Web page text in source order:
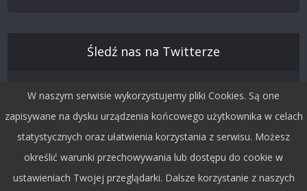
Śledź nas na Twitterze
W naszym serwisie wykorzystujemy pliki Cookies. Są one
zapisywane na dysku urządzenia końcowego użytkownika w celach
statystycznych oraz ułatwienia korzystania z serwisu. Możesz
określić warunki przechowywania lub dostępu do cookie w
ustawieniach Twojej przeglądarki. Dalsze korzystanie z naszych